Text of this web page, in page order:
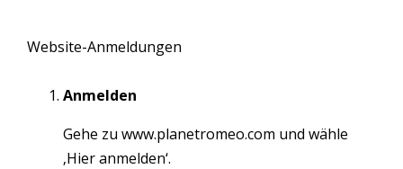
Website-Anmeldungen
Anmelden
Gehe zu www.planetromeo.com und wähle
‚Hier anmelden‘.